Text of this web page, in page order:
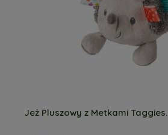
Jeż Pluszowy z Metkami Taggies.